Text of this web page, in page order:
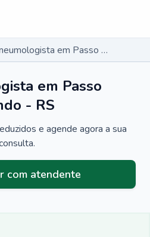
Pneumologista em Passo Fundo - RS
em Passo
- RS
e agende agora a sua
com atendente